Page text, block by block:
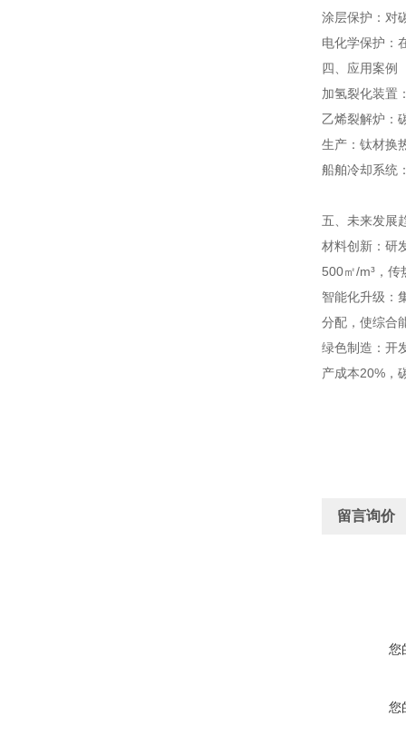
涂层保护：对
电化学保护：
四、应用案例
加氢裂化装置
乙烯裂解炉：
生产：钛材换
船舶冷却系统
五、未来发展
材料创新：研
500㎡/m³，
智能化升级：
分配，使综合
绿色制造：开
产成本20%，
留言询价
您
您